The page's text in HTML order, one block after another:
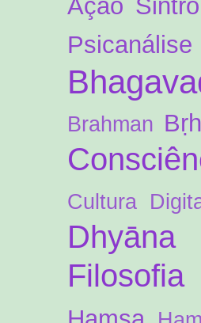
Ação
Psicanálise
Brahman
Cultura
Dhyāna